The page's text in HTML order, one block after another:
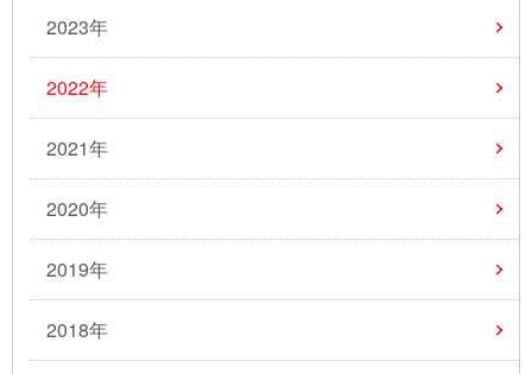
2023年
2022年
2021年
2020年
2019年
2018年